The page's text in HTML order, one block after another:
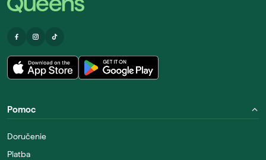
Pomoc
Doručenie
Platba